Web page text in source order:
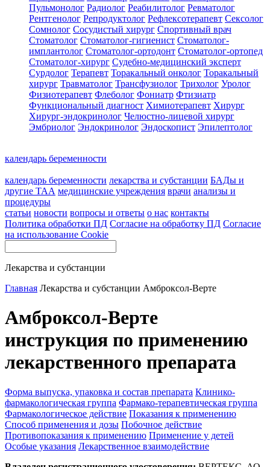
Пульмонолог Радиолог Реабилитолог Ревматолог
Рентгенолог Репродуктолог Рефлексотерапевт Сексолог
Сомнолог Сосудистый хирург Спортивный врач
Стоматолог Стоматолог-гигиенист Стоматолог-
имплантолог Стоматолог-ортодонт Стоматолог-ортопед
Стоматолог-хирург Судебно-медицинский эксперт
Сурдолог Терапевт Торакальный онколог Торакальный
хирург Травматолог Трансфузиолог Трихолог Уролог
Физиотерапевт Флеболог Фониатр Фтизиатр
Функциональный диагност Химиотерапевт Хирург
Хирург-эндокринолог Челюстно-лицевой хирург
Эмбриолог Эндокринолог Эндоскопист Эпилептолог
календарь беременности
календарь беременности лекарства и субстанции БАДы и
другие ТАА медицинские учреждения врачи анализы и
процедуры
статьи новости вопросы и ответы о нас контакты
Политика обработки ПД Согласие на обработку ПД Согласие
на использование Cookie
Лекарства и субстанции
Главная Лекарства и субстанции Амброксол-Верте
Амброксол-Верте
инструкция по применению
лекарственного препарата
Форма выпуска, упаковка и состав препарата Клинико-
фармакологическая группа Фармако-терапевтическая группа
Фармакологическое действие Показания к применению
Способ применения и дозы Побочное действие
Противопоказания к применению Применение у детей
Особые указания Лекарственное взаимодействие